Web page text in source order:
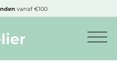
vanaf €100